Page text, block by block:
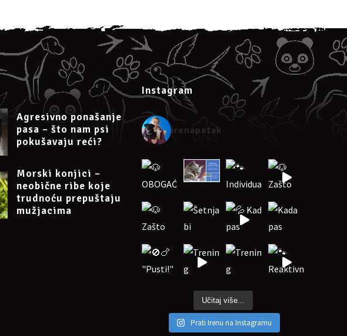
Agresivno ponašanje
pasa – što nam psi
pokušavaju reći?
Morski konjici –
neobične ribe koje
trudnoću prepuštaju
mužjacima
Instagram
irenapetak
Učitaj više...
Prati Irenu na Instagramu